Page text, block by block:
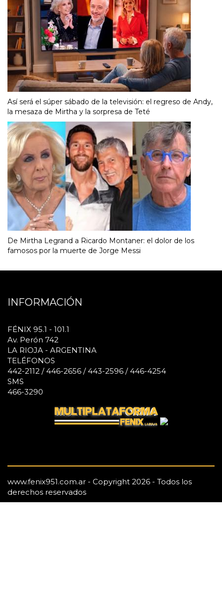
Así será el súper sábado de la televisión: el regreso de Andy,
la mesaza de Mirtha y la sorpresa de Teté
De Mirtha Legrand a Ricardo Montaner: el dolor de los
famosos por la muerte de Jorge Messi
INFORMACIÓN
FÉNIX 95.1 - 101.1
Av. Perón 742
LA RIOJA - ARGENTINA
TELÉFONOS
442-2112 / 446-2656 / 443-2596 / 446-4254
SMS
466-3290
www.fenix951.com.ar - Copyright 2026 - Todos los
derechos reservados